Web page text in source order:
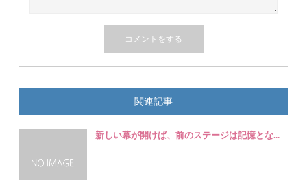
関連記事
新しい幕が開けば、前のステージは記憶とな...